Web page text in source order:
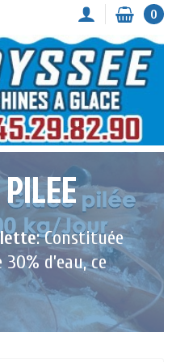
0
: Constituée
d’eau, ce
pour le
Dans le
est pour